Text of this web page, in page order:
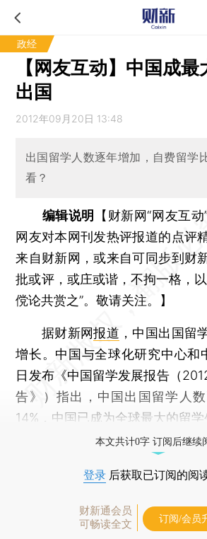
政经
【网友互动】中国成
出国
2012年09月20日 13:48
出国留学人数逐年增加，自费留学
看？
编辑说明
【财新网“网友互
网友对本网刊发热评报道的点评
来自财新网，或来自可同步到财
批或评，或庄或谐，不拘一格，以
傥论共赏之”。敬请关注。】
据财新网报道 ，中国出国留
增长。中国与全球化研究中心和
日发布《中国留学发展报告（
告》）指出，中国出国留学人
14%，中国已成为全球最大的留学
本文共计0字 订阅后继续
登录 后获取已订阅的阅
财新通会员
可畅读全文
订阅/会员